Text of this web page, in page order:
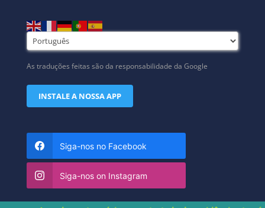
As traduções feitas são da responsabilidade da Google
INSTALE A NOSSA APP
Siga-nos no Facebook
Siga-nos on Instagram